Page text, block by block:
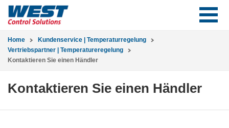
Home
Kundenservice | Temperaturregelung
Vertriebspartner | Temperatureregelung
Kontaktieren Sie einen Händler
Kontaktieren Sie einen Händler